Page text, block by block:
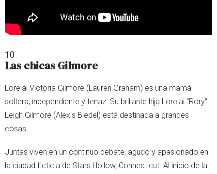
10
Las chicas Gilmore
Lorelai Victoria Gilmore (Lauren Graham) es una mamá
soltera, independiente y tenaz. Su brillante hija Lorelai “Rory”
Leigh Gilmore (Alexis Bledel) está destinada a grandes
cosas.
Juntas viven en un continuo debate, agudo y apasionado en
la ciudad ficticia de Stars Hollow, Connecticut. Al inicio de la